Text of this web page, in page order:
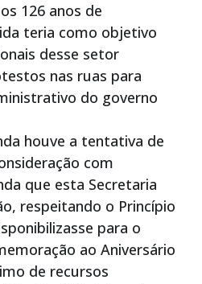
126 anos de
teria como objetivo
desse setor
nas ruas para
do governo
houve a tentativa de
com
que esta Secretaria
respeitando o Princípio
para o
ao Aniversário
de recursos